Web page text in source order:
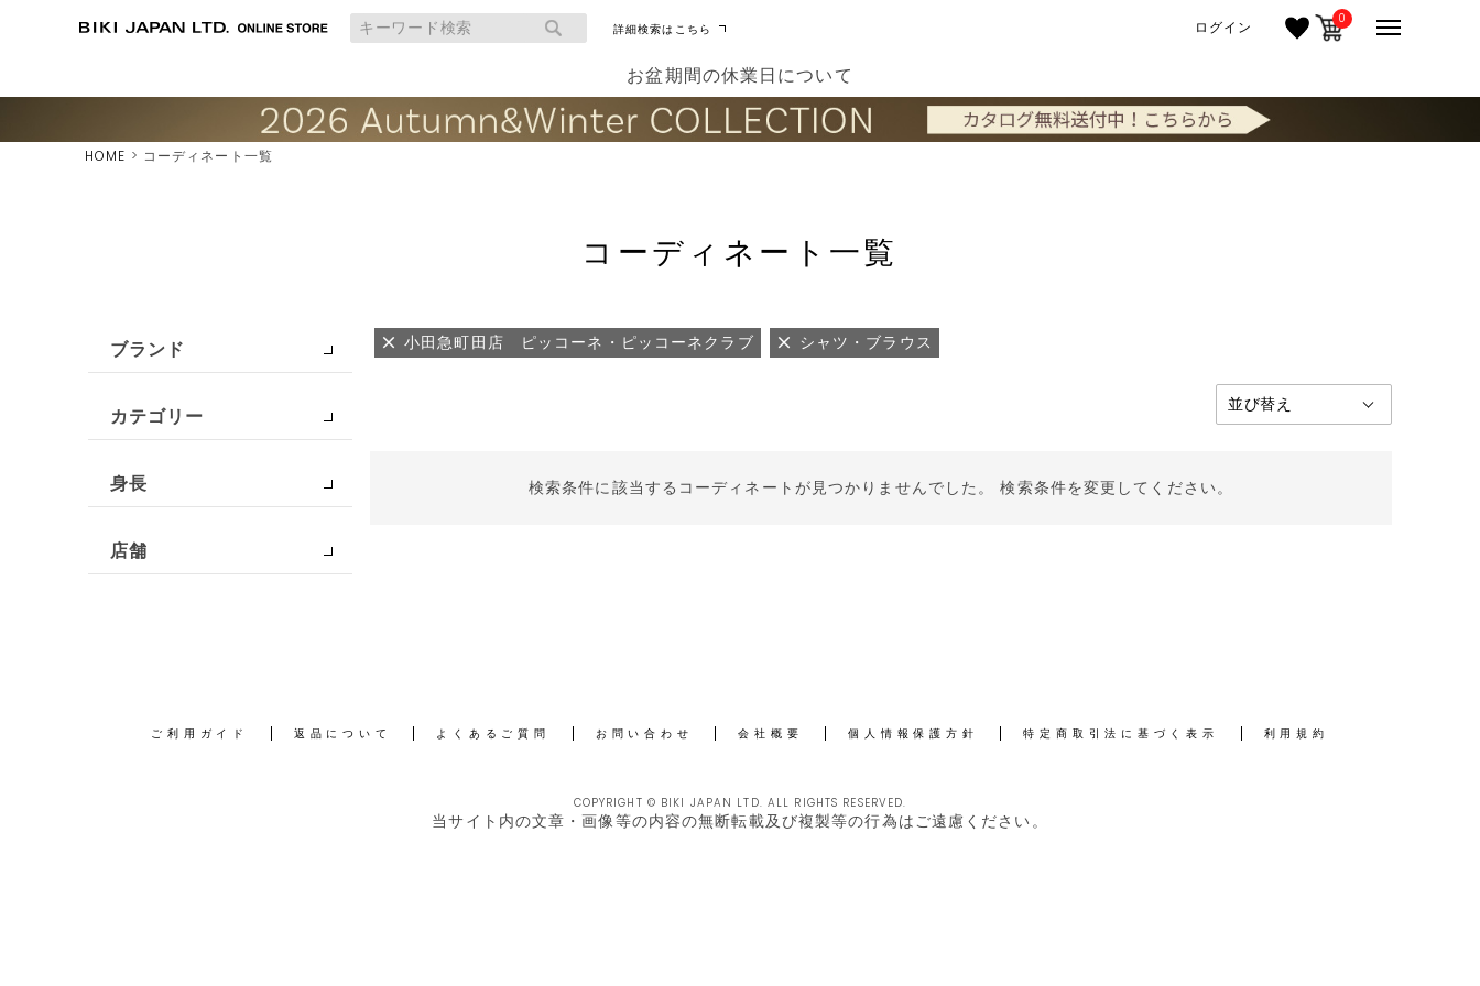
詳細検索はこちら ログイン 0
お盆期間の休業日について
HOME コーディネート一覧
コーディネート一覧
ブランド
カテゴリー
身長
店舗
小田急町田店 ピッコーネ・ピッコーネクラブ シャツ・ブラウス
検索条件に該当するコーディネートが見つかりませんでした。 検索条件を変更してください。
ご利用ガイド 返品について よくあるご質問 お問い合わせ 会社概要 個人情報保護方針 特定商取引法に基づく表示 利用規約
COPYRIGHT © BIKI JAPAN LTD. ALL RIGHTS RESERVED.
当サイト内の文章・画像等の内容の無断転載及び複製等の行為はご遠慮ください。